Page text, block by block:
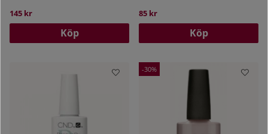
145 kr
Köp
85 kr
Köp
30